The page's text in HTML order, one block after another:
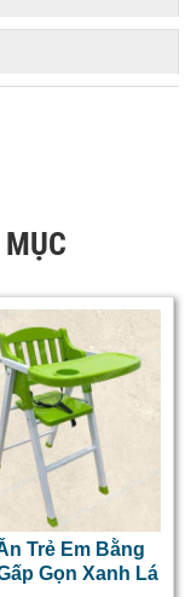
Trẻ Em Bằng
Gọn Xanh Lá